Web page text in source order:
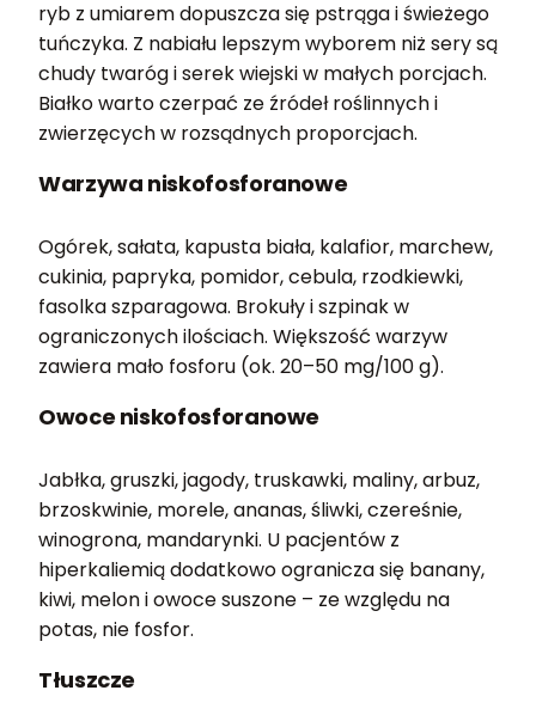
ryb z umiarem dopuszcza się pstrąga i świeżego
tuńczyka. Z nabiału lepszym wyborem niż sery są
chudy twaróg i serek wiejski w małych porcjach.
Białko warto czerpać ze źródeł roślinnych i
zwierzęcych w rozsądnych proporcjach.
Warzywa niskofosforanowe
Ogórek, sałata, kapusta biała, kalafior, marchew,
cukinia, papryka, pomidor, cebula, rzodkiewki,
fasolka szparagowa. Brokuły i szpinak w
ograniczonych ilościach. Większość warzyw
zawiera mało fosforu (ok. 20–50 mg/100 g).
Owoce niskofosforanowe
Jabłka, gruszki, jagody, truskawki, maliny, arbuz,
brzoskwinie, morele, ananas, śliwki, czereśnie,
winogrona, mandarynki. U pacjentów z
hiperkaliemią dodatkowo ogranicza się banany,
kiwi, melon i owoce suszone – ze względu na
potas, nie fosfor.
Tłuszcze